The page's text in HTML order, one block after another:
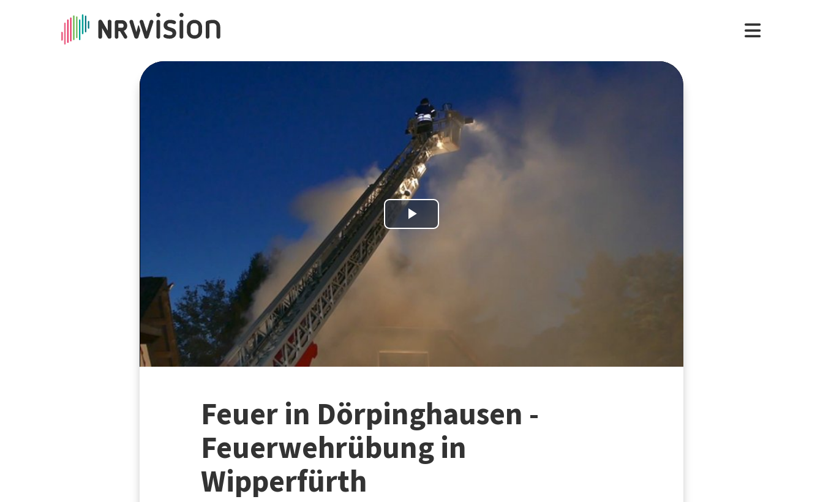
Play
Feuer in Dörpinghausen -
Feuerwehrübung in
Wipperfürth